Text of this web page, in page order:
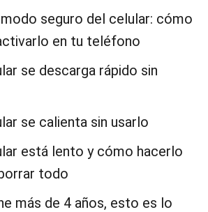
seguro del celular: cómo
en tu teléfono
se descarga rápido sin
se calienta sin usarlo
está lento y cómo hacerlo
todo
más de 4 años, esto es lo